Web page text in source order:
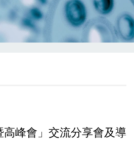
高峰會」交流分享會及導